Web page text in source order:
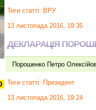
Теги статті: ВРУ
13 листопада 2016, 19:35
ДЕКЛАРАЦІЯ
Порошенко Петро
Теги статті: Президент
13 листопада 2016, 19:24